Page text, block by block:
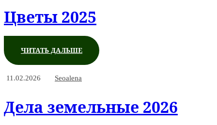
Цветы 2025
ЧИТАТЬ ДАЛЬШЕ
11.02.2026 Seoalena
Дела земельные 2026